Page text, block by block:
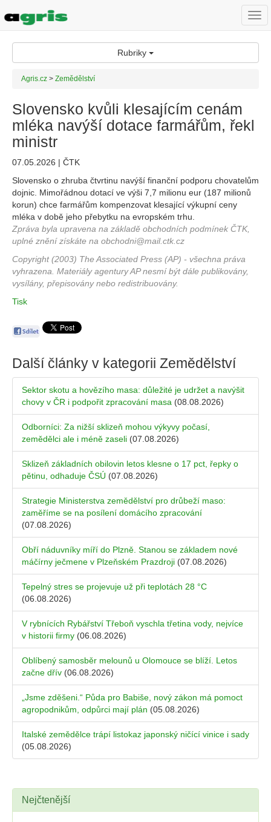
Rubriky
Agris.cz > Zemědělství
Slovensko kvůli klesajícím cenám
mléka navýší dotace farmářům, řekl
ministr
07.05.2026 | ČTK
Slovensko o zhruba čtvrtinu navýší finanční podporu chovatelům
dojnic. Mimořádnou dotací ve výši 7,7 milionu eur (187 milionů
korun) chce farmářům kompenzovat klesající výkupní ceny
mléka v době jeho přebytku na evropském trhu.
Zpráva byla upravena na základě obchodních podmínek ČTK,
uplné znění získáte na obchodni@mail.ctk.cz
Copyright (2003) The Associated Press (AP) - všechna práva
vyhrazena. Materiály agentury AP nesmí být dále publikovány,
vysílány, přepisovány nebo redistribuovány.
Tisk
Další články v kategorii Zemědělství
Sektor skotu a hovězího masa: důležité je udržet a navýšit
chovy v ČR i podpořit zpracování masa (08.08.2026)
Odborníci: Za nižší sklizeň mohou výkyvy počasí,
zemědělci ale i méně zaseli (07.08.2026)
Sklizeň základních obilovin letos klesne o 17 pct, řepky o
pětinu, odhaduje ČSÚ (07.08.2026)
Strategie Ministerstva zemědělství pro drůbeží maso:
zaměříme se na posílení domácího zpracování
(07.08.2026)
Obří náduvníky míří do Plzně. Stanou se základem nové
máčírny ječmene v Plzeňském Prazdroji (07.08.2026)
Tepelný stres se projevuje už při teplotách 28 °C
(06.08.2026)
V rybnících Rybářství Třeboň vyschla třetina vody, nejvíce
v historii firmy (06.08.2026)
Oblíbený samosběr melounů u Olomouce se blíží. Letos
začne dřív (06.08.2026)
„Jsme zděšeni.“ Půda pro Babiše, nový zákon má pomoct
agropodnikům, odpůrci mají plán (05.08.2026)
Italské zemědělce trápí listokaz japonský ničící vinice i sady
(05.08.2026)
Nejčtenější